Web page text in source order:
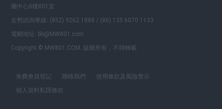
團中心8樓801室
走勢諮詢專線: (852) 9262 1888 / (86) 135 6070 1133
電郵地址: bb@MW801.com
Copyright © MW801.COM. 版權所有，不得轉載
免費會員登記 聯絡我們
使用條款及風險警示
個人資料私隱條款